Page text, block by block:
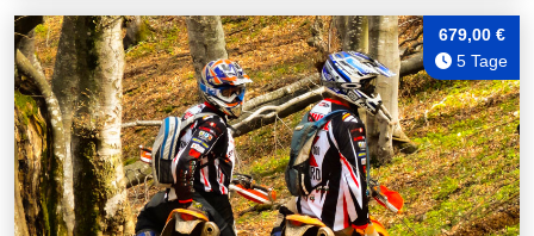
679,00 €
5 Tage